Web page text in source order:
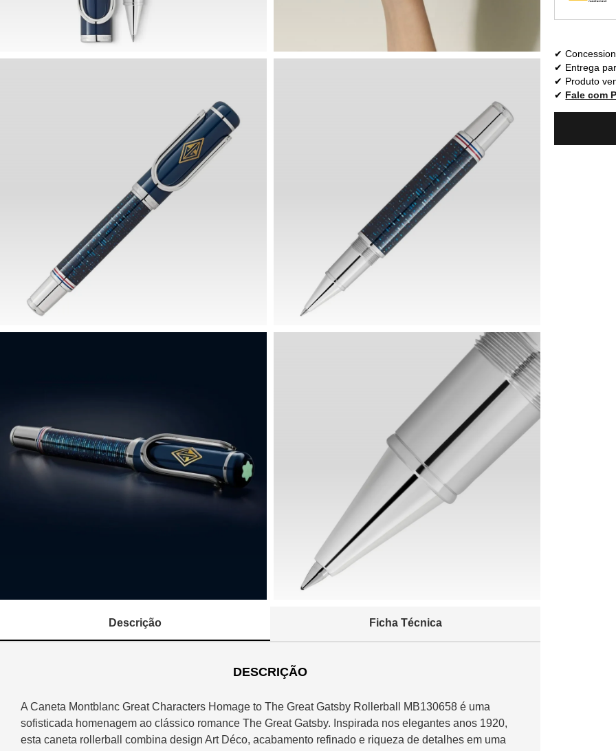
Descrição Ficha Técnica
DESCRIÇÃO
A Caneta Montblanc Great Characters Homage to The Great Gatsby Rollerball MB130658 é uma
sofisticada homenagem ao clássico romance The Great Gatsby. Inspirada nos elegantes anos 1920,
esta caneta rollerball combina design Art Déco, acabamento refinado e riqueza de detalhes em uma
Entrega
Produto
Fale com